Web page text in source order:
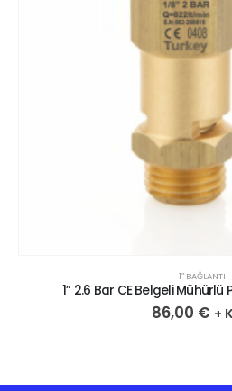
1″ BAĞLANTI
1” 2.6 Bar CE Belgeli Mühürlü
86,00 € +